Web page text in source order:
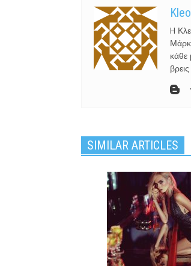
H
κάθε
SIMILAR ARTICLES